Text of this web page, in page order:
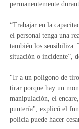
permanentemente
“Trabajar en la
el personal tenga una
también los sensibiliza.
situación o incidente”,
"Ir a un polígono de
tirar porque hay un
manipulación, el
puntería", explicó el
policía puede hacer